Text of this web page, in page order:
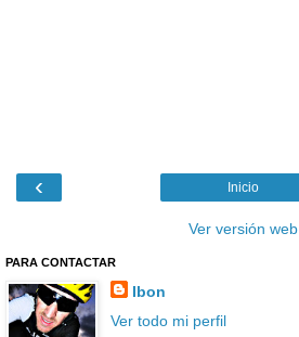
‹ Inicio
Ver versión web
PARA CONTACTAR
Ibon
Ver todo mi perfil